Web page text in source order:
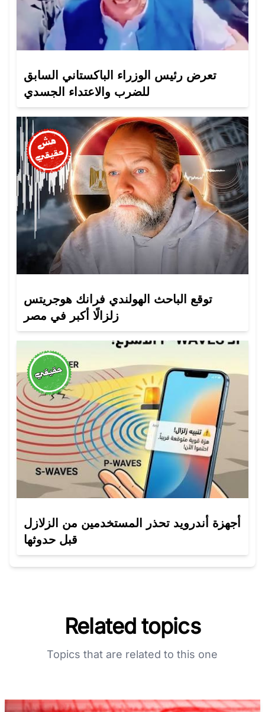
تعرض رئيس الوزراء الباكستاني السابق
للضرب والاعتداء الجسدي
توقع الباحث الهولندي فرانك هوجريتس
زلزالًا أكبر في مصر
أجهزة أندرويد تحذر المستخدمين من الزلازل
قبل حدوثها
Related topics
Topics that are related to this one